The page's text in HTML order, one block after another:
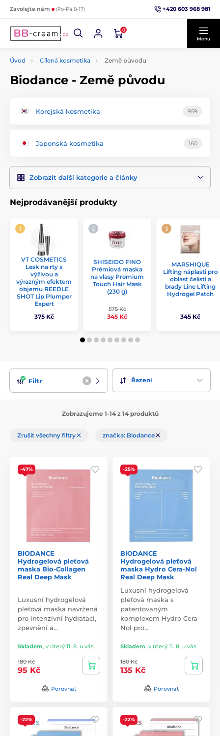
Zavolejte nám (Po-Pá 8-17) +420 603 968 981
0
Menu
Úvod Cílená kosmetika Země původu
Biodance - Země původu
Korejská kosmetika 959
Japonská kosmetika 160
Zobrazit další kategorie a články
Nejprodávanější produkty
VT COSMETICS
Lesk na rty s
výživou a
výrazným efektem
objemu REEDLE
SHOT Lip Plumper
Expert
375 Kč
SHISEIDO FINO
Prémiová maska
na vlasy Premium
Touch Hair Mask
(230 g)
575 Kč
345 Kč
MARSHIQUE
Lifting náplasti pro
oblast čelisti a
brady Line Lifting
Hydrogel Patch
345 Kč
Filtr Řazení
Zobrazujeme 1-14 z 14 produktů
Zrušit všechny filtry značka: Biodance
-47%
BIODANCE
Hydrogelová pleťová
maska Bio-Collagen
Real Deep Mask
Luxusní hydrogelová
pleťová maska navržená
pro intenzivní hydrataci,
zpevnění a…
Skladem, v úterý 11. 8. u vás
180 Kč
95 Kč
Porovnat
-25%
BIODANCE
Hydrogelová pleťová
maska Hydro Cera-Nol
Real Deep Mask
Luxusní hydrogelová
pleťová maska s
patentovaným
komplexem Hydro Cera-
Nol pro…
Skladem, v úterý 11. 8. u vás
180 Kč
135 Kč
Porovnat
-22% -22%